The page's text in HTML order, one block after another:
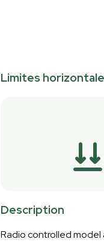
Limites
Description
Radio controlled model